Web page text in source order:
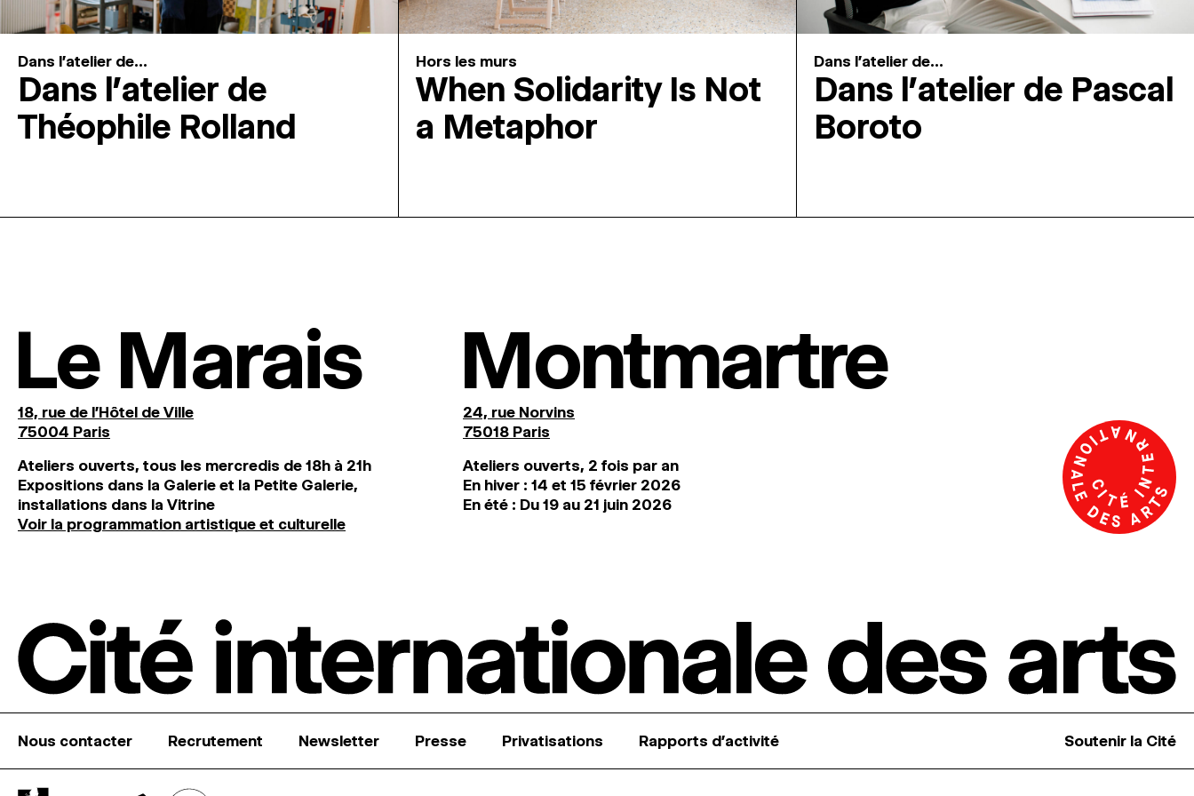
Dans l'atelier de...
Dans l’atelier de
Théophile Rolland
Hors les murs
When Solidarity Is Not
a Metaphor
Dans l'atelier de...
Dans l’atelier de Pascal
Boroto
Le Marais
18, rue de l'Hôtel de Ville
75004 Paris
Ateliers ouverts, tous les mercredis de 18h à 21h
Expositions dans la Galerie et la Petite Galerie,
installations dans la Vitrine
Voir la programmation artistique et culturelle
Montmartre
24, rue Norvins
75018 Paris
Ateliers ouverts, 2 fois par an
En hiver : 14 et 15 février 2026
En été : Du 19 au 21 juin 2026
Nous contacter Recrutement Newsletter Presse Privatisations Rapports d’activité Soutenir la Cité